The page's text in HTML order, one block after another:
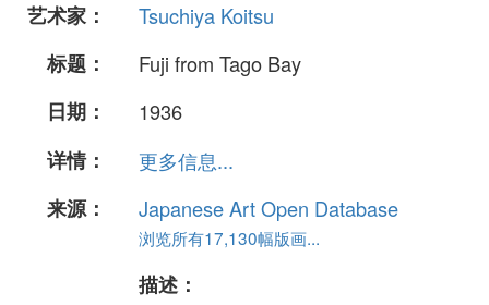
艺术家：
Tsuchiya Koitsu
标题：
Fuji from Tago Bay
日期：
1936
详情：
更多信息...
来源：
Japanese Art Open Database
浏览所有17,130幅版画...
描述：